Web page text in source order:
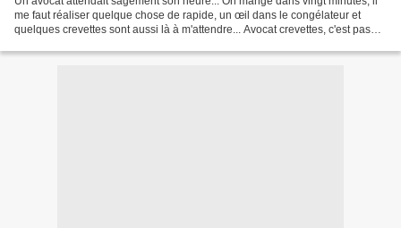
me faut réaliser quelque chose de rapide, un œil dans le congélateur et
quelques crevettes sont aussi là à m'attendre... Avocat crevettes, c'est pas